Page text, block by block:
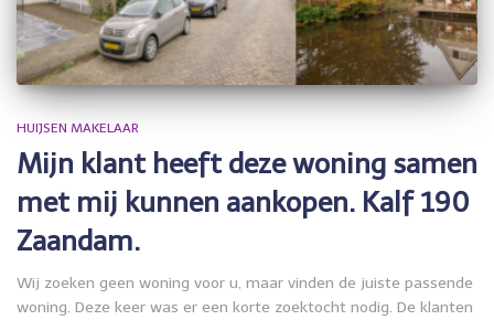
HUIJSEN MAKELAAR
Mijn klant heeft deze woning samen
met mij kunnen aankopen. Kalf 190
Zaandam.
Wij zoeken geen woning voor u, maar vinden de juiste passende
woning. Deze keer was er een korte zoektocht nodig. De klanten